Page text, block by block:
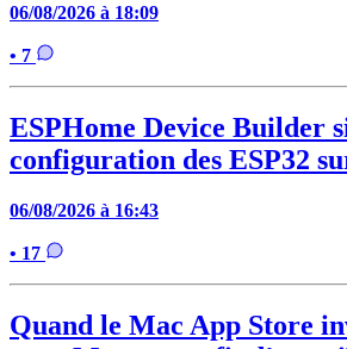
06/08/2026 à 18:09
• 7
ESPHome Device Builder
configuration des ESP32
06/08/2026 à 16:43
• 17
Quand le Mac App Store